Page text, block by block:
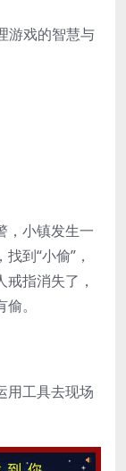
游戏的智慧与
，小镇发生一
到“小偷”，
指消失了，
。
用工具去现场